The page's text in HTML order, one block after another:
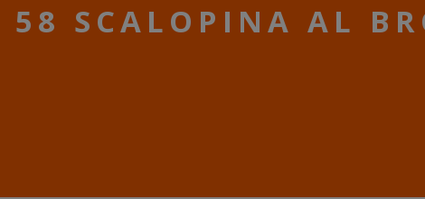
58 SCALOPINA AL